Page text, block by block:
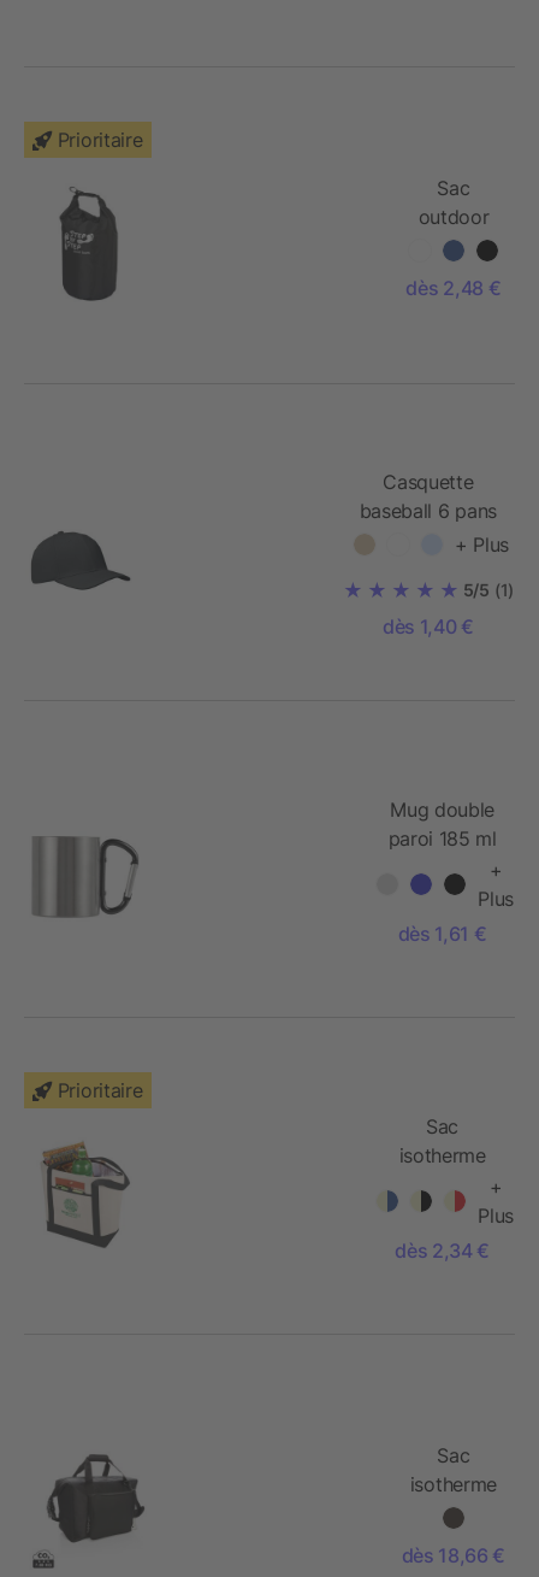
Prioritaire
Sac
outdoor
étanche
Survivor
dès 2,48 €
Casquette
baseball 6 pans
+ Plus
5/5 (1)
dès 1,40 €
Mug double
paroi 185 ml
inoxydable
+
Plus
dès 1,61 €
Prioritaire
Sac
isotherme
Lighthouse
+
Plus
dès 2,34 €
Sac
isotherme
cabas
dès 18,66 €